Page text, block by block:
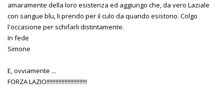
amaramente della loro esistenza ed aggiungo che, da vero Laziale
con sangue blu, li prendo per il culo da quando esistono. Colgo
l'occasione per schifarli distintamente.
In fede
Simone
E, ovviamente ...
FORZA LAZIO!!!!!!!!!!!!!!!!!!!!!!!!!!!